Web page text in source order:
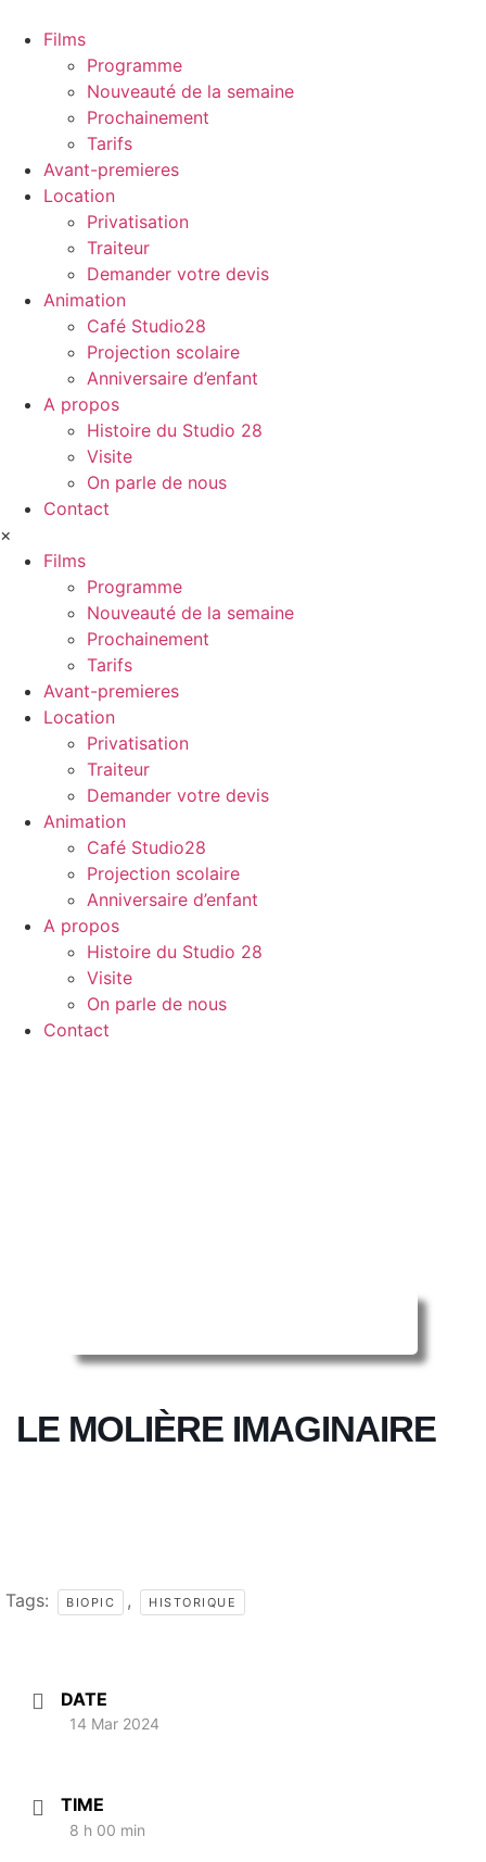
Films
Programme
Nouveauté de la semaine
Prochainement
Tarifs
Avant-premieres
Location
Privatisation
Traiteur
Demander votre devis
Animation
Café Studio28
Projection scolaire
Anniversaire d’enfant
A propos
Histoire du Studio 28
Visite
On parle de nous
Contact
×
Films
Programme
Nouveauté de la semaine
Prochainement
Tarifs
Avant-premieres
Location
Privatisation
Traiteur
Demander votre devis
Animation
Café Studio28
Projection scolaire
Anniversaire d’enfant
A propos
Histoire du Studio 28
Visite
On parle de nous
Contact
LE MOLIÈRE IMAGINAIRE
Tags: BIOPIC , HISTORIQUE
DATE
14 Mar 2024
TIME
8 h 00 min